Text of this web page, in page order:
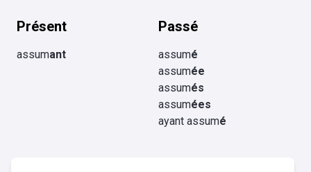
Présent
assumant
Passé
assumé
assumée
assumés
assumées
ayant assumé